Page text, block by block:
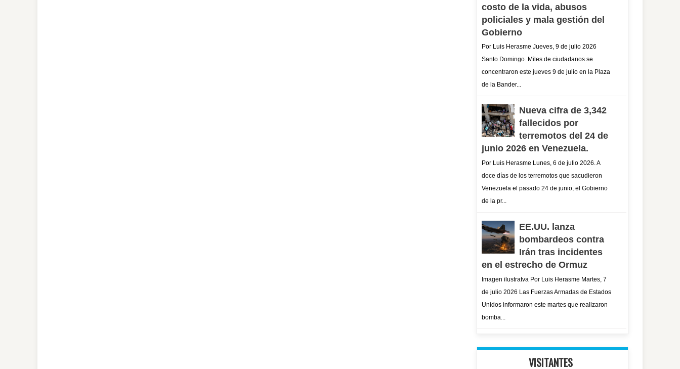
costo de la vida, abusos
policiales y mala gestión del
Gobierno
Por Luis Herasme Jueves, 9 de julio 2026
Santo Domingo. Miles de ciudadanos se
concentraron este jueves 9 de julio en la Plaza
de la Bander...
Nueva cifra de 3,342
fallecidos por
terremotos del 24 de
junio 2026 en Venezuela.
Por Luis Herasme Lunes, 6 de julio 2026. A
doce días de los terremotos que sacudieron
Venezuela el pasado 24 de junio, el Gobierno
de la pr...
EE.UU. lanza
bombardeos contra
Irán tras incidentes
en el estrecho de Ormuz
Imagen ilustratva Por Luis Herasme Martes, 7
de julio 2026 Las Fuerzas Armadas de Estados
Unidos informaron este martes que realizaron
bomba...
VISITANTES